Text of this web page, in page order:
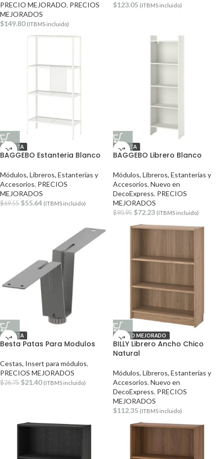
PRECIO MEJORADO, PRECIOS
MEJORADOS
$149.80 (ITBMS incluido)
$123.05 (ITBMS incluido)
OFERTA
BAGGEBO Estanteria Blanco
Módulos, Libreros, Estanterías y
Accesorios, PRECIOS
MEJORADOS
$69.55 $55.64 (ITBMS incluido)
OFERTA
BAGGEBO Librero Blanco
Módulos, Libreros, Estanterías y
Accesorios, Nuevo en
DecoExpress, PRECIOS
MEJORADOS
$90.95 $72.23 (ITBMS incluido)
OFERTA
Besta Patas Para Modulos
Cestas, Insert para módulos,
PRECIOS MEJORADOS
$26.75 $21.40 (ITBMS incluido)
PRECIO MEJORADO
BILLY Librero Ancho Chico
Natural
Módulos, Libreros, Estanterías y
Accesorios, Nuevo en
DecoExpress, PRECIOS
MEJORADOS
$112.35 (ITBMS incluido)